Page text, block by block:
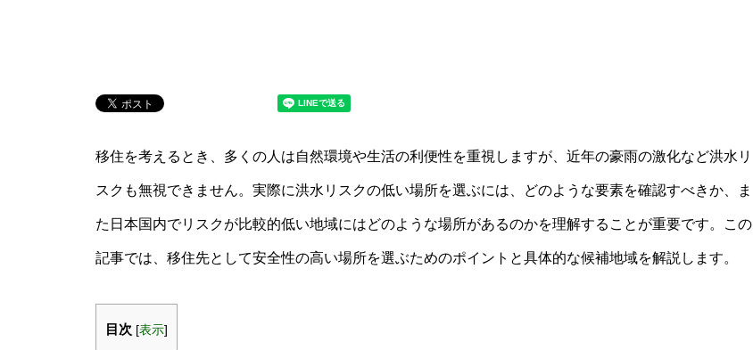
移住を考えるとき、多くの人は自然環境や生活の利便性を重視しますが、近年の豪雨の激化など洪水リ
スクも無視できません。実際に洪水リスクの低い場所を選ぶには、どのような要素を確認すべきか、ま
た日本国内でリスクが比較的低い地域にはどのような場所があるのかを理解することが重要です。この
記事では、移住先として安全性の高い場所を選ぶためのポイントと具体的な候補地域を解説します。
目次 [表示]